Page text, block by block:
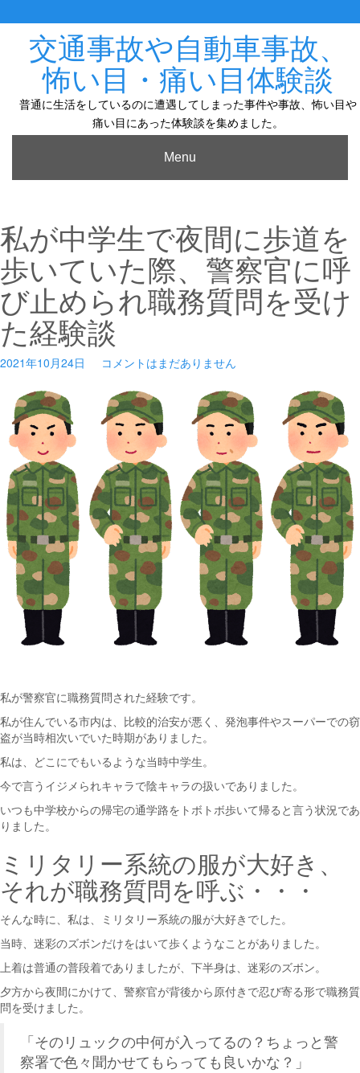
to
content交通事故や自動車事故、
怖い目・痛い目体験談
普通に生活をしているのに遭遇してしまった事件や事故、怖い目や
痛い目にあった体験談を集めました。
Menu
私が中学生で夜間に歩道を
歩いていた際、警察官に呼
び止められ職務質問を受け
た経験談
2021年10月24日 コメントはまだありません
私が警察官に職務質問された経験です。
私が住んでいる市内は、比較的治安が悪く、発泡事件やスーパーでの窃
盗が当時相次いでいた時期がありました。
私は、どこにでもいるような当時中学生。
今で言うイジメられキャラで陰キャラの扱いでありました。
いつも中学校からの帰宅の通学路をトボトボ歩いて帰ると言う状況であ
りました。
ミリタリー系統の服が大好き、
それが職務質問を呼ぶ・・・
そんな時に、私は、ミリタリー系統の服が大好きでした。
当時、迷彩のズボンだけをはいて歩くようなことがありました。
上着は普通の普段着でありましたが、下半身は、迷彩のズボン。
夕方から夜間にかけて、警察官が背後から原付きで忍び寄る形で職務質
問を受けました。
「そのリュックの中何が入ってるの？ちょっと警
察署で色々聞かせてもらっても良いかな？」